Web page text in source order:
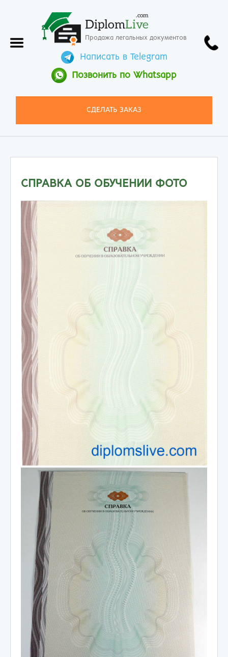
DiplomLive
.com
Продажа легальных документов
Написать в Telegram
Позвонить по Whatsapp
СДЕЛАТЬ ЗАКАЗ
СПРАВКА ОБ ОБУЧЕНИИ ФОТО